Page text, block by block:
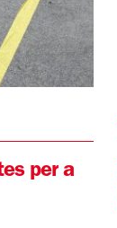
per a